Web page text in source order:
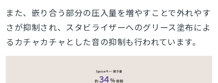
また、嵌り合う部分の圧入量を増やすことで外れやす
さが抑制され、スタビライザーへのグリース塗布によ
るカチャカチャとした音の抑制も行われています。